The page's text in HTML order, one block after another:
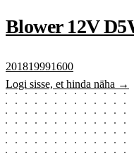
Blower 12V
201819991600
Logi sisse, et hinda näha →